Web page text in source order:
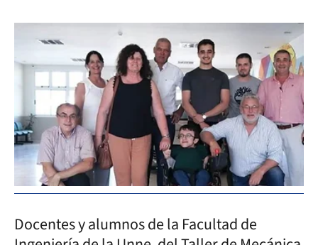
Docentes y alumnos de la Facultad de